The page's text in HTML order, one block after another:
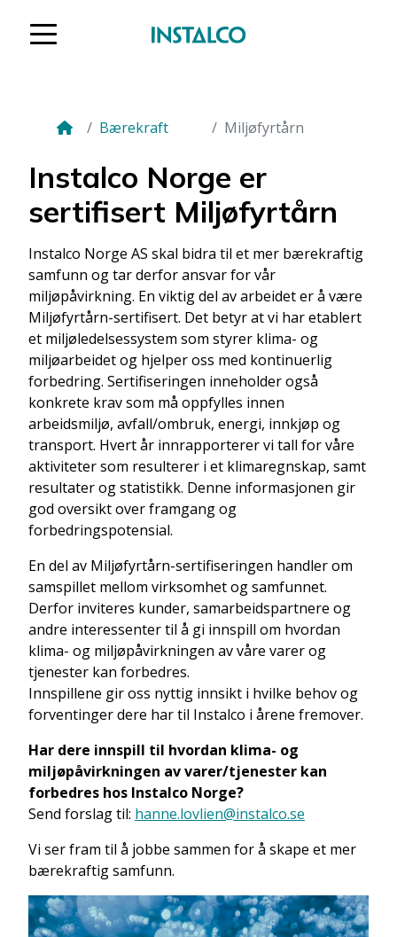
Bærekraft Miljøfyrtårn
Instalco Norge er
sertifisert Miljøfyrtårn
Instalco Norge AS skal bidra til et mer bærekraftig
samfunn og tar derfor ansvar for vår
miljøpåvirkning. En viktig del av arbeidet er å være
Miljøfyrtårn-sertifisert. Det betyr at vi har etablert
et miljøledelsessystem som styrer klima- og
miljøarbeidet og hjelper oss med kontinuerlig
forbedring. Sertifiseringen inneholder også
konkrete krav som må oppfylles innen
arbeidsmiljø, avfall/ombruk, energi, innkjøp og
transport. Hvert år innrapporterer vi tall for våre
aktiviteter som resulterer i et klimaregnskap, samt
resultater og statistikk. Denne informasjonen gir
god oversikt over framgang og
forbedringspotensial.
En del av Miljøfyrtårn-sertifiseringen handler om
samspillet mellom virksomhet og samfunnet.
Derfor inviteres kunder, samarbeidspartnere og
andre interessenter til å gi innspill om hvordan
klima- og miljøpåvirkningen av våre varer og
tjenester kan forbedres.
Innspillene gir oss nyttig innsikt i hvilke behov og
forventinger dere har til Instalco i årene fremover.
Har dere innspill til hvordan klima- og
miljøpåvirkningen av varer/tjenester kan
forbedres hos Instalco Norge?
Send forslag til: hanne.lovlien@instalco.se
Vi ser fram til å jobbe sammen for å skape et mer
bærekraftig samfunn.